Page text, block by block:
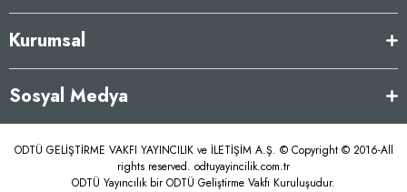
Kurumsal
Sosyal Medya
ODTÜ GELİŞTİRME VAKFI YAYINCILIK ve İLETİŞİM A.Ş. © Copyright © 2016-All
rights reserved. odtuyayincilik.com.tr
ODTÜ Yayıncılık bir ODTÜ Geliştirme Vakfı Kuruluşudur.